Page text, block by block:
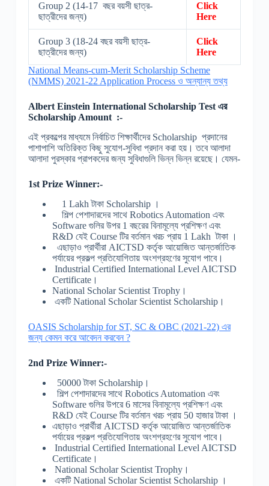
Group 2 (14-17 বছর বয়সী ছাত্র-
ছাত্রীদের জন্য)
Click
Here
Group 3 (18-24 বছর বয়সী ছাত্র-
ছাত্রীদের জন্য)
Click
Here
National Means-cum-Merit Scholarship Scheme
(NMMS) 2021-22 Application Process ও অন্যান্য তথ্য
Albert Einstein International Scholarship Test এর
Scholarship Amount :-
এই প্রকল্পের মাধ্যমে নির্বাচিত শিক্ষার্থীদের Scholarship প্রদানের
পাশাপাশি অতিরিক্ত কিছু সুযোগ-সুবিধা প্রদান করা হয়। তবে আলাদা
আলাদা পুরস্কার প্রাপকদের জন্য সুবিধাগুলি ভিন্ন ভিন্ন রয়েছে। যেমন-
1st Prize Winner:-
1 Lakh টাকা Scholarship ।
শিল্প পেশাদারদের সাথে Robotics Automation এবং
Software গুলির উপর 1 বছরের বিনামূল্যে প্রশিক্ষণ এবং
R&D যেই Course টির বর্তমান খরচ প্রায় 1 Lakh টাকা ।
এছাড়াও প্রার্থীরা AICTSD কর্তৃক আয়োজিত আন্তর্জাতিক
পর্যায়ের প্রকল্প প্রতিযোগিতায় অংশগ্রহণের সুযোগ পাবে।
Industrial Certified International Level AICTSD
Certificate।
National Scholar Scientist Trophy।
একটি National Scholar Scientist Scholarship।
OASIS Scholarship for ST, SC & OBC (2021-22) এর
জন্য কেমন করে আবেদন করবেন ?
2nd Prize Winner:-
50000 টাকা Scholarship।
শিল্প পেশাদারদের সাথে Robotics Automation এবং
Software গুলির উপরে 6 মাসের বিনামূল্যে প্রশিক্ষণ এবং
R&D যেই Course টির বর্তমান খরচ প্রায় 50 হাজার টাকা ।
এছাড়াও প্রার্থীরা AICTSD কর্তৃক আয়োজিত আন্তর্জাতিক
পর্যায়ের প্রকল্প প্রতিযোগিতায় অংশগ্রহণের সুযোগ পাবে।
Industrial Certified International Level AICTSD
Certificate।
National Scholar Scientist Trophy।
একটি National Scholar Scientist Scholarship ।